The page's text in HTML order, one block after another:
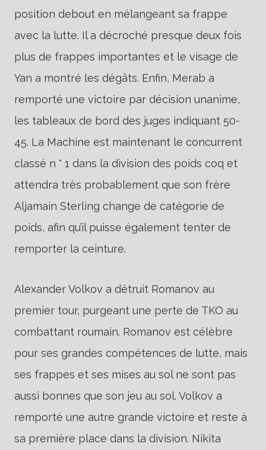
position debout en mélangeant sa frappe
avec la lutte. Il a décroché presque deux fois
plus de frappes importantes et le visage de
Yan a montré les dégâts. Enfin, Merab a
remporté une victoire par décision unanime,
les tableaux de bord des juges indiquant 50-
45. La Machine est maintenant le concurrent
classé n ° 1 dans la division des poids coq et
attendra très probablement que son frère
Aljamain Sterling change de catégorie de
poids, afin qu’il puisse également tenter de
remporter la ceinture.
Alexander Volkov a détruit Romanov au
premier tour, purgeant une perte de TKO au
combattant roumain. Romanov est célèbre
pour ses grandes compétences de lutte, mais
ses frappes et ses mises au sol ne sont pas
aussi bonnes que son jeu au sol. Volkov a
remporté une autre grande victoire et reste à
sa première place dans la division. Nikita